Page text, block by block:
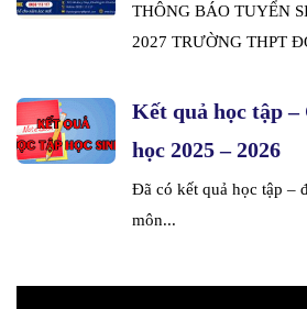
THÔNG BÁO TUYỂN
2027 TRƯỜNG THPT
Kết quả học tập –
học 2025 – 2026
Đã có kết quả học tập –
môn...